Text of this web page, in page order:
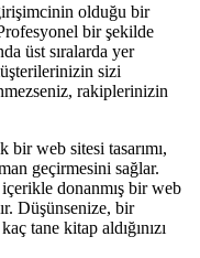
olduğu bir
bir şekilde
üst sıralarda yer
sizi
rakiplerinizin
bir web sitesi tasarımı,
geçirmesini sağlar.
donanmış bir web
Düşünsenize, bir
tane kitap aldığınızı